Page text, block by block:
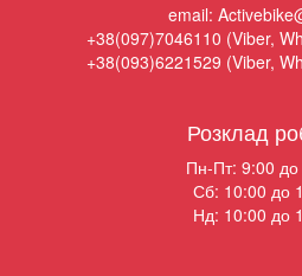
email:
+38(097)7046110 (Viber,
+38(093)6221529 (Viber,
Розклад
Пн-Пт: 9:00 до
Сб: 10:00 до
Нд: 10:00 до